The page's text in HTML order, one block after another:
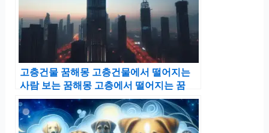
고층건물 꿈해몽 고층건물에서 떨어지는
사람 보는 꿈해몽 고층에서 떨어지는 꿈